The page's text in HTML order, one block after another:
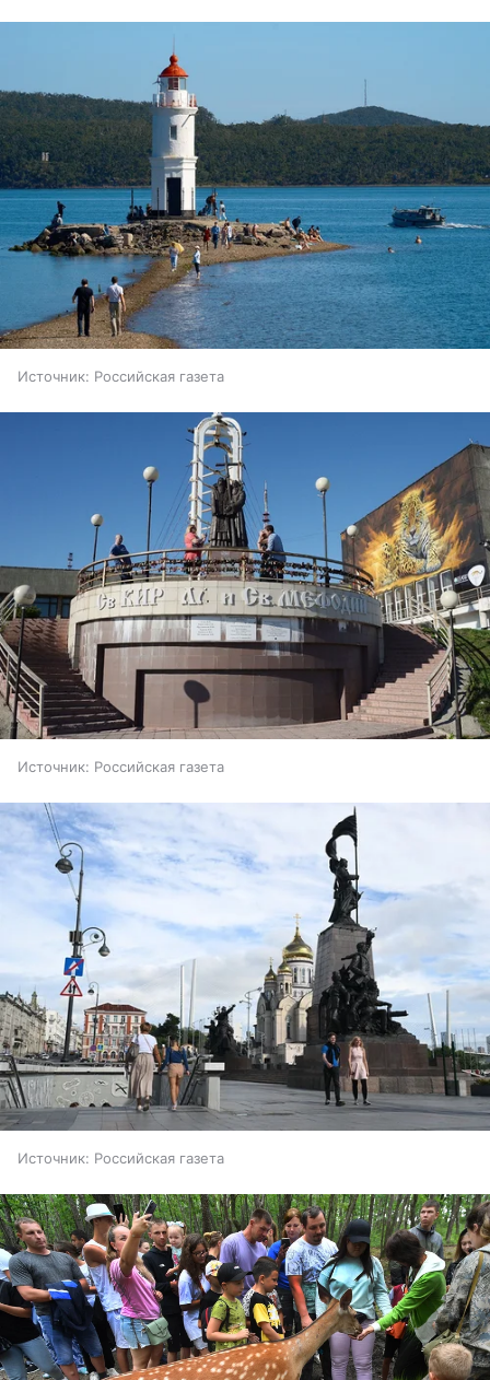
Источник: Российская газета
Источник: Российская газета
Источник: Российская газета